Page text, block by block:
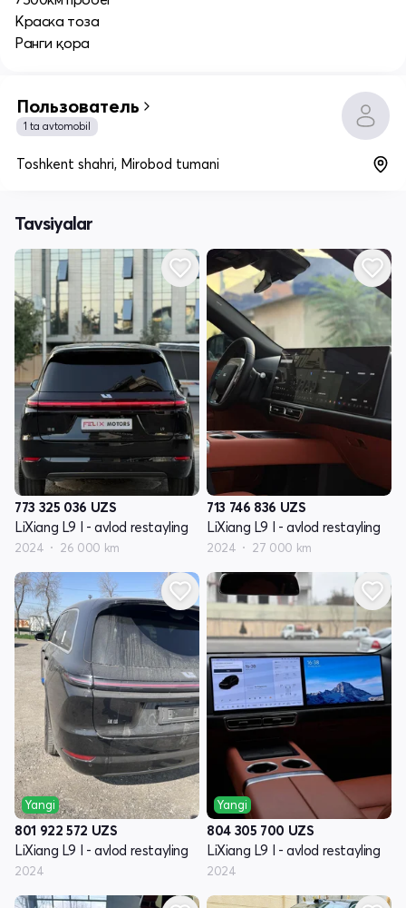
Краска тоза
Ранги қора
Пользователь
1 ta avtomobil
Toshkent shahri, Mirobod tumani
Tavsiyalar
773 325 036 UZS
LiXiang L9 I - avlod restayling
2024 26 000 km
713 746 836 UZS
LiXiang L9 I - avlod restayling
2024 27 000 km
Yangi
801 922 572 UZS
LiXiang L9 I - avlod restayling
2024
Yangi
804 305 700 UZS
LiXiang L9 I - avlod restayling
2024